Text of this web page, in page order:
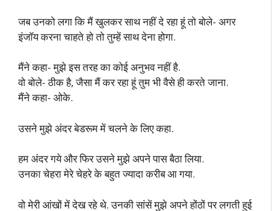
जब उनको लगा कि मैं खुलकर साथ नहीं दे रहा हूं तो बोले- अगर
इंजॉय करना चाहते हो तो तुम्हें साथ देना होगा.
मैंने कहा- मुझे इस तरह का कोई अनुभव नहीं है.
वो बोले- ठीक है, जैसा मैं कर रहा हूं तुम भी वैसे ही करते जाना.
मैंने कहा- ओके.
उसने मुझे अंदर बेडरूम में चलने के लिए कहा.
हम अंदर गये और फिर उसने मुझे अपने पास बैठा लिया.
उनका चेहरा मेरे चेहरे के बहुत ज्यादा करीब आ गया.
वो मेरी आंखों में देख रहे थे. उनकी सांसें मुझे अपने होंठों पर लगती हुई